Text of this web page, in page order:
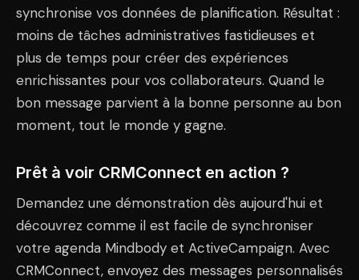
synchronise vos données de planification. Résultat :
moins de tâches administratives fastidieuses et
plus de temps pour créer des expériences
enrichissantes pour vos collaborateurs. Quand le
bon message parvient à la bonne personne au bon
moment, tout le monde y gagne.
Prêt à voir CRMConnect en action ?
Demandez une démonstration dès aujourd'hui et
découvrez comme il est facile de synchroniser
votre agenda Mindbody et ActiveCampaign. Avec
CRMConnect, envoyez des messages personnalisés